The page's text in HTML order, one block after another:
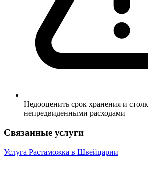
Недооценить срок хранения и
непредвиденными расходами
Связанные услуги
Услуга Растаможка в Швейцарии